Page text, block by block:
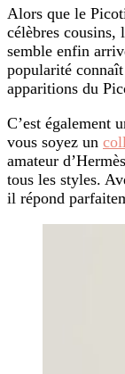
Alors que le
célèbres cousins,
semble enfin
popularité
apparitions du
C’est également
vous soyez un
amateur
tous les styles.
il répond